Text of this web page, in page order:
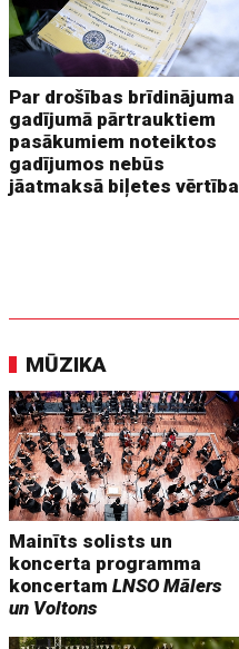
Par drošības brīdinājuma
gadījumā pārtrauktiem
pasākumiem noteiktos
gadījumos nebūs
jāatmaksā biļetes vērtība
MŪZIKA
Mainīts solists un
koncerta programma
koncertamLNSO Mālers
un Voltons